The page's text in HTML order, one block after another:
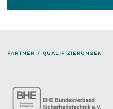
PARTNER / QUALIFIZIERUNGEN